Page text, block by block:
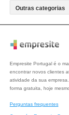
Empresite Portugal é o
encontrar novos clientes
atividade da sua
forma gratuita, hoje
Perguntas frequentes